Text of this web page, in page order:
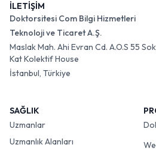
İLETİŞİM
Doktorsitesi Com Bilgi Hizmetleri
Teknoloji ve Ticaret A.Ş.
Maslak Mah. Ahi Evran Cd. A.O.S 55
Kat Kolektif House
İstanbul, Türkiye
SAĞLIK
Uzmanlar
Uzmanlık Alanları